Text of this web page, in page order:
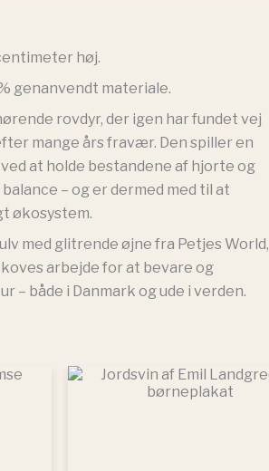
høj.
genanvendt materiale.
rovdyr, der igen har fundet vej
mange års fravær. Den spiller en
at holde bestandene af hjorte og
– og er dermed med til at
økosystem.
med glitrende øjne fra Petjes World,
arbejde for at bevare og
– både i Danmark og ude i verden.